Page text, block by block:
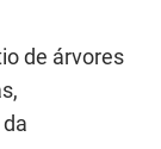
de árvores